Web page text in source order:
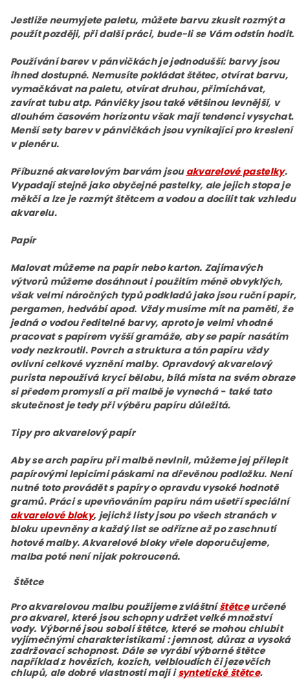
Jestliže neumyjete paletu, můžete barvu zkusit rozmýt a
použít později, při další práci, bude-li se Vám odstín hodit.
Používání barev v pánvičkách je jednodušší: barvy jsou
ihned dostupné. Nemusíte pokládat štětec, otvírat barvu,
vymačkávat na paletu, otvírat druhou, přimíchávat,
zavírat tubu atp. Pánvičky jsou také většinou levnější, v
dlouhém časovém horizontu však mají tendenci vysychat.
Menší sety barev v pánvičkách jsou vynikající pro kreslení
v plenéru.
Příbuzné akvarelovým barvám jsou akvarelové pastelky.
Vypadají stejně jako obyčejné pastelky, ale jejich stopa je
měkčí a lze je rozmýt štětcem a vodou a docílit tak vzhledu
akvarelu.
Papír
Malovat můžeme na papír nebo karton. Zajímavých
výtvorů můžeme dosáhnout i použitím méně obvyklých,
však velmi náročných typů podkladů jako jsou ruční papír,
pergamen, hedvábí apod. Vždy musíme mít na paměti, že
jedná o vodou ředitelné barvy, aproto je velmi vhodné
pracovat s papírem vyšší gramáže, aby se papír nasátím
vody nezkroutil. Povrch a struktura a tón papíru vždy
ovlivní celkové vyznění malby. Opravdový akvarelový
purista nepoužívá krycí bělobu, bílá místa na svém obraze
si předem promyslí a při malbě je vynechá - také tato
skutečnost je tedy při výběru papíru důležitá.
Tipy pro akvarelový papír
Aby se arch papíru při malbě nevlnil, můžeme jej přilepit
papírovými lepicími páskami na dřevěnou podložku. Není
nutné toto provádět s papíry o opravdu vysoké hodnotě
gramů. Práci s upevňováním papíru nám ušetří speciální
akvarelové bloky, jejichž listy jsou po všech stranách v
bloku upevněny a každý list se odřízne až po zaschnutí
hotové malby. Akvarelové bloky vřele doporučujeme,
malba poté není nijak pokroucená.
Štětce
Pro akvarelovou malbu použijeme zvláštníštětceurčené
pro akvarel, které jsou schopny udržet velké množství
vody. Výborné jsou sobolí štětce, které se mohou chlubit
vyjímečnými charakteristikami : jemnost, důraz a vysoká
zadržovací schopnost. Dále se vyrábí výborné štětce
například z hovězích, kozích, velbloudích či jezevčích
chlupů, ale dobré vlastnosti mají isyntetické štětce.